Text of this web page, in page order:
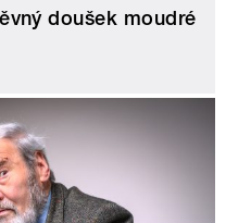
doušek moudré